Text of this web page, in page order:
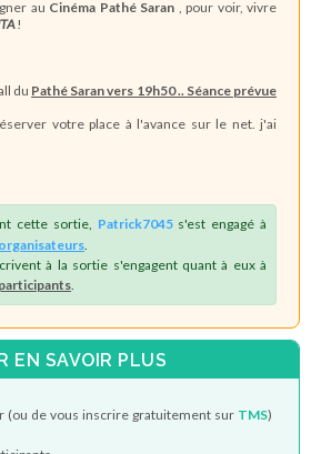
au Cinéma Pathé Saran , pour voir, vivre
!
du Pathé Saran vers 19h50 .. Séance prévue
votre place à l'avance sur le net. j'ai
cette sortie, Patrick7045s'est engagé à
à la sortie s'engagent quant à eux à
EN SAVOIR PLUS
(ou de vous inscrire gratuitement sur TMS)